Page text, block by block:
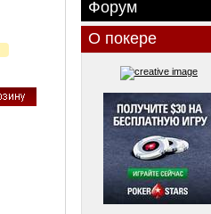
Форум
О покере